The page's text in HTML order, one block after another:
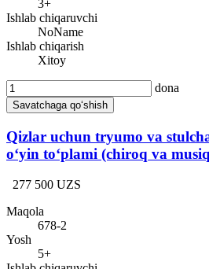
3+
Ishlab chiqaruvchi
NoName
Ishlab chiqarish
Xitoy
dona
Savatchaga qo‘shish
Qizlar uchun tryumo va
o‘yin to‘plami (chiroq va
277 500 UZS
Maqola
678-2
Yosh
5+